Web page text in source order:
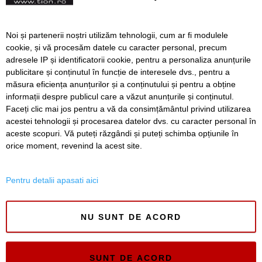
Programul Brantner de
spălare a străzilor în
săptămâna 20-25 iulie.
Mutați mașinile!
Înapoi Înainte
SERVICII Redactia
Folosinta Cookie-urilor
Noi și partenerii noștri utilizăm tehnologii, cum ar fi modulele
cookie, și vă procesăm datele cu caracter personal, precum
adresele IP și identificatorii cookie, pentru a personaliza anunțurile
publicitare și conținutul în funcție de interesele dvs., pentru a
măsura eficiența anunțurilor și a conținutului și pentru a obține
informații despre publicul care a văzut anunțurile și conținutul.
Faceți clic mai jos pentru a vă da consimțământul privind utilizarea
acestei tehnologii și procesarea datelor dvs. cu caracter personal în
aceste scopuri. Vă puteți răzgândi și puteți schimba opțiunile în
orice moment, revenind la acest site.
Pentru detalii apasati aici
NU SUNT DE ACORD
SUNT DE ACORD